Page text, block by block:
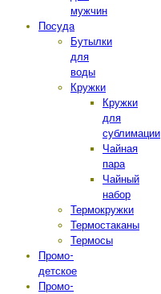
мужчин
Посуда
Бутылки
для
воды
Кружки
Кружки
для
сублимации
Чайная
пара
Чайный
набор
Термокружки
Термостаканы
Термосы
Промо-
детское
Промо-